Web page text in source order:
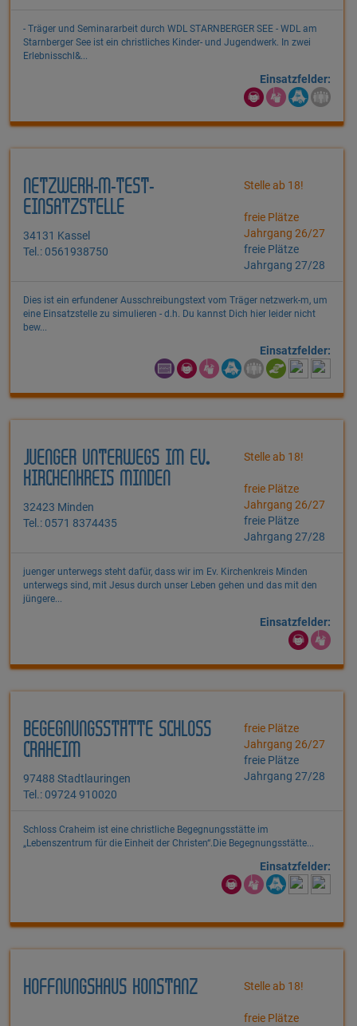
- Träger und Seminararbeit durch WDL STARNBERGER SEE - WDL am
Starnberger See ist ein christliches Kinder- und Jugendwerk. In zwei
Erlebnisschl&...
Einsatzfelder:
NETZWERK-M-TEST-
EINSATZSTELLE
34131 Kassel
Tel.: 0561938750
Stelle ab 18!
freie Plätze
Jahrgang 26/27
freie Plätze
Jahrgang 27/28
Dies ist ein erfundener Ausschreibungstext vom Träger netzwerk-m, um
eine Einsatzstelle zu simulieren - d.h. Du kannst Dich hier leider nicht
bew...
Einsatzfelder:
JUENGER UNTERWEGS IM EV.
KIRCHENKREIS MINDEN
32423 Minden
Tel.: 0571 8374435
Stelle ab 18!
freie Plätze
Jahrgang 26/27
freie Plätze
Jahrgang 27/28
juenger unterwegs steht dafür, dass wir im Ev. Kirchenkreis Minden
unterwegs sind, mit Jesus durch unser Leben gehen und das mit den
jüngere...
Einsatzfelder:
BEGEGNUNGSSTÄTTE SCHLOSS
CRAHEIM
97488 Stadtlauringen
Tel.: 09724 910020
freie Plätze
Jahrgang 26/27
freie Plätze
Jahrgang 27/28
Schloss Craheim ist eine christliche Begegnungsstätte im
„Lebenszentrum für die Einheit der Christen“.Die Begegnungsstätte...
Einsatzfelder:
HOFFNUNGSHAUS KONSTANZ Stelle ab 18!
freie Plätze